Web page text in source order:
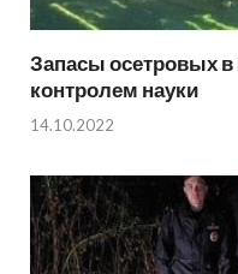
Запасы осетровых
контролем науки
14.10.2022